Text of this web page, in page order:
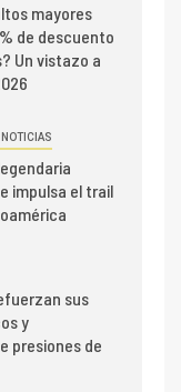
mayores
de descuento
Un vistazo a
impulsa el trail
sus
y
presiones de